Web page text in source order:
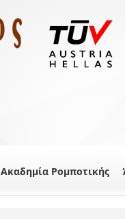
Ακαδημία Ρομποτικής